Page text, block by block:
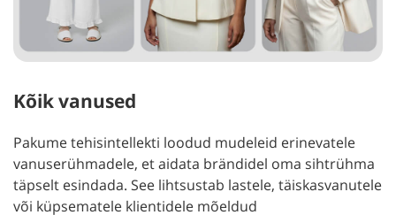
Kõik vanused
Pakume tehisintellekti loodud mudeleid erinevatele
vanuserühmadele, et aidata brändidel oma sihtrühma
täpselt esindada. See lihtsustab lastele, täiskasvanutele
või küpsematele klientidele mõeldud